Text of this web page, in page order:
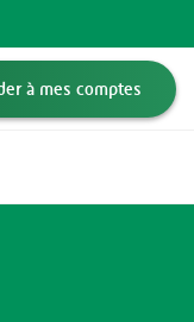
à mes comptes